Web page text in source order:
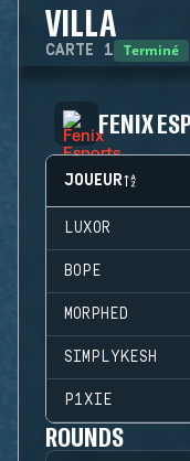
VILLA
CARTE 1 Terminé
FENIX
JOUEUR
LUXOR
BOPE
MORPHED
SIMPLYKESH
P1XIE
ROUNDS